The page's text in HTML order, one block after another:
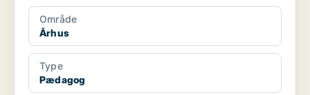
Område
Århus
Type
Pædagog